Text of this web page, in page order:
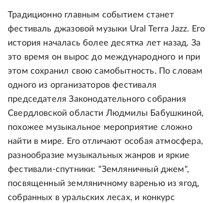
Традиционно главным событием станет
фестиваль джазовой музыки Ural Terra Jazz. Его
история началась более десятка лет назад. За
это время он вырос до международного и при
этом сохранил свою самобытность. По словам
одного из организаторов фестиваля
председателя Законодательного собрания
Свердловской области Людмилы Бабушкиной,
похожее музыкальное мероприятие сложно
найти в мире. Его отличают особая атмосфера,
разнообразие музыкальных жанров и яркие
фестивали-спутники: "Земляничный джем",
посвященный земляничному варенью из ягод,
собранных в уральских лесах, и конкурс